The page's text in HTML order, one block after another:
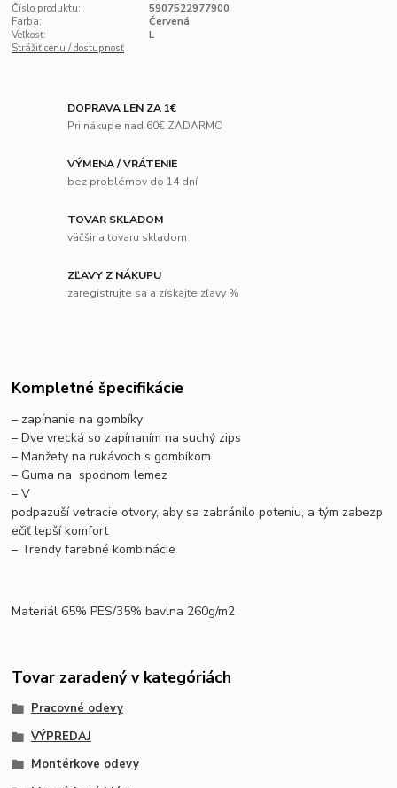
Číslo produktu:
5907522977900
Farba:
Červená
Veľkosť:
L
Strážiť cenu / dostupnosť
DOPRAVA LEN ZA 1€
Pri nákupe nad 60€ ZADARMO
VÝMENA / VRÁTENIE
bez problémov do 14 dní
TOVAR SKLADOM
väčšina tovaru skladom
ZĽAVY Z NÁKUPU
zaregistrujte sa a získajte zľavy %
Kompletné špecifikácie
– zapínanie na gombíky
– Dve vrecká so zapínaním na suchý zips
– Manžety na rukávoch s gombíkom
– Guma na spodnom lemez
– V
podpazuší vetracie otvory, aby sa zabránilo poteniu, a tým zabezp
ečiť lepší komfort
– Trendy farebné kombinácie
Materiál 65% PES/35% bavlna 260g/m2
Tovar zaradený v kategóriách
Pracovné odevy
VÝPREDAJ
Montérkove odevy